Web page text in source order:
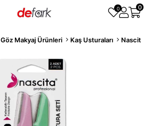
0 0
Göz Makyaj Ürünleri Kaş Usturaları Nascita